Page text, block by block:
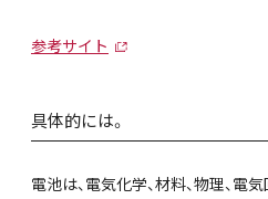
参考サイト
具体的には。
電池は、電気化学、材料、物理、